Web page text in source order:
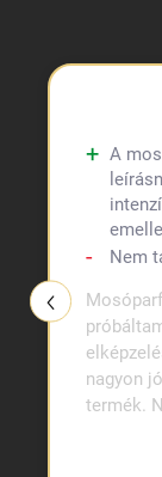
A
Nem
nagyon
termék.